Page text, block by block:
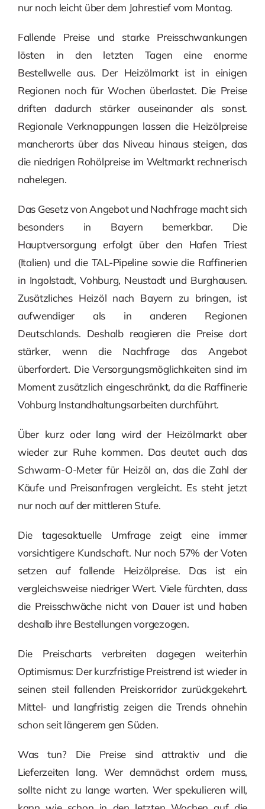
nur noch leicht über dem Jahrestief vom Montag.
Fallende Preise und starke Preisschwankungen
lösten in den letzten Tagen eine enorme
Bestellwelle aus. Der Heizölmarkt ist in einigen
Regionen noch für Wochen überlastet. Die Preise
driften dadurch stärker auseinander als sonst.
Regionale Verknappungen lassen die Heizölpreise
mancherorts über das Niveau hinaus steigen, das
die niedrigen Rohölpreise im Weltmarkt rechnerisch
nahelegen.
Das Gesetz von Angebot und Nachfrage macht sich
besonders in Bayern bemerkbar. Die
Hauptversorgung erfolgt über den Hafen Triest
(Italien) und die TAL-Pipeline sowie die Raffinerien
in Ingolstadt, Vohburg, Neustadt und Burghausen.
Zusätzliches Heizöl nach Bayern zu bringen, ist
aufwendiger als in anderen Regionen
Deutschlands. Deshalb reagieren die Preise dort
stärker, wenn die Nachfrage das Angebot
überfordert. Die Versorgungsmöglichkeiten sind im
Moment zusätzlich eingeschränkt, da die Raffinerie
Vohburg Instandhaltungsarbeiten durchführt.
Über kurz oder lang wird der Heizölmarkt aber
wieder zur Ruhe kommen. Das deutet auch das
Schwarm-O-Meter für Heizöl an, das die Zahl der
Käufe und Preisanfragen vergleicht. Es steht jetzt
nur noch auf der mittleren Stufe.
Die tagesaktuelle Umfrage zeigt eine immer
vorsichtigere Kundschaft. Nur noch 57% der Voten
setzen auf fallende Heizölpreise. Das ist ein
vergleichsweise niedriger Wert. Viele fürchten, dass
die Preisschwäche nicht von Dauer ist und haben
deshalb ihre Bestellungen vorgezogen.
Die Preischarts verbreiten dagegen weiterhin
Optimismus: Der kurzfristige Preistrend ist wieder in
seinen steil fallenden Preiskorridor zurückgekehrt.
Mittel- und langfristig zeigen die Trends ohnehin
schon seit längerem gen Süden.
Was tun? Die Preise sind attraktiv und die
Lieferzeiten lang. Wer demnächst ordern muss,
sollte nicht zu lange warten. Wer spekulieren will,